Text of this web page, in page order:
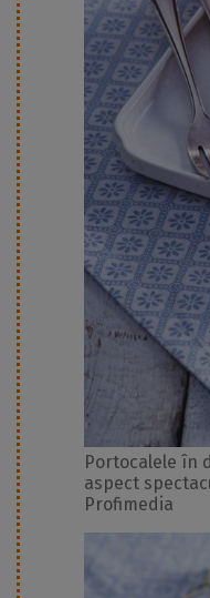
Portocalele în
aspect
Profimedia